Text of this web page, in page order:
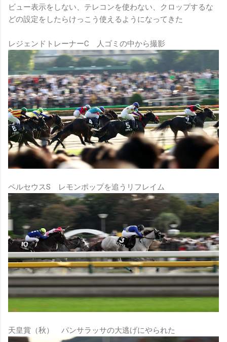
ビュー表示をしない、テレコンを使わない、クロップするな
どの設定をしたらけっこう使えるようになってきた
レジェンドトレーナーC 人ゴミの中から撮影
ペルセウスS レモンポップを追うリフレイム
天皇賞（秋） パンサラッサの大逃げにやられた